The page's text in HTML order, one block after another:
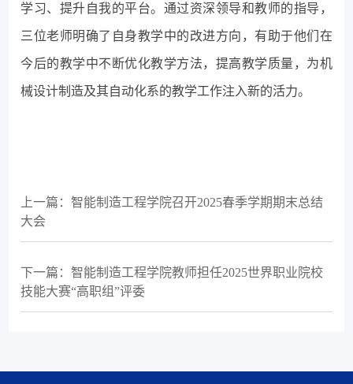
学习、提升自我的平台。通过资深领导和教师的指导，
三位老师明确了自身教学中的改进方向，有助于他们在
今后的教学中不断优化教学方法，提高教学质量，为机
械设计制造及其自动化系的教学工作注入新的活力。
上一篇：智能制造工程学院召开2025春季学期期末总结
大会
下一篇：智能制造工程学院教师担任2025世界职业院校
技能大赛“高职组”评委